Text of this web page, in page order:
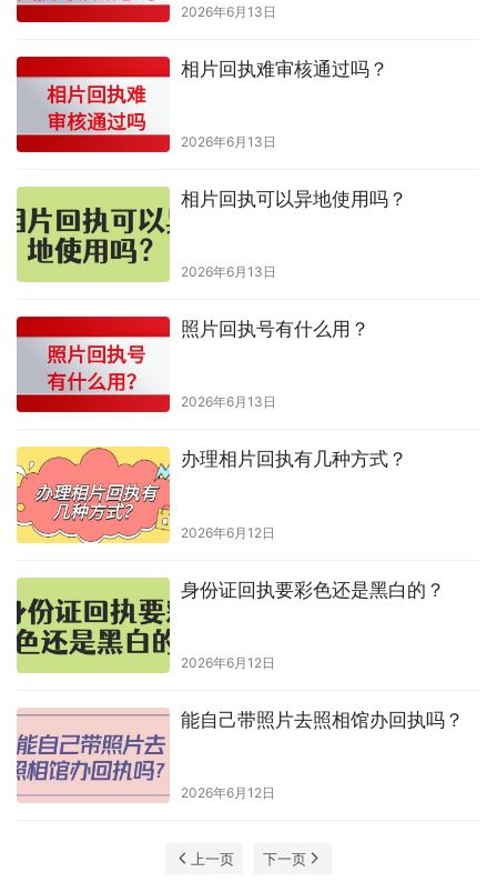
2026年6月13日
相片回执难审核通过吗？
2026年6月13日
相片回执可以异地使用吗？
2026年6月13日
照片回执号有什么用？
2026年6月13日
办理相片回执有几种方式？
2026年6月12日
身份证回执要彩色还是黑白的？
2026年6月12日
能自己带照片去照相馆办回执吗？
2026年6月12日
上一页 下一页